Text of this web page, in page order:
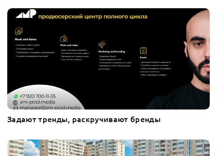
Задают тренды, раскручивают бренды